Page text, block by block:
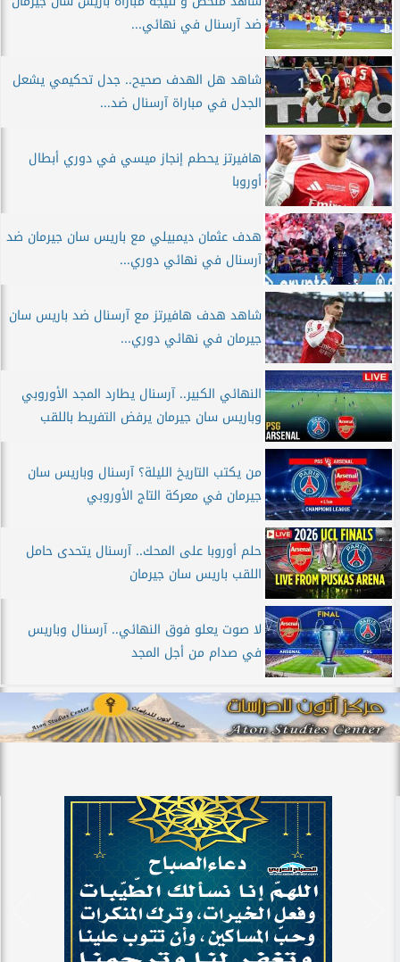
ضد آرسنال في نهائي...
شاهد هل الهدف صحيح.. جدل تحكيمي يشعل
الجدل في مباراة آرسنال ضد...
هافيرتز يحطم إنجاز ميسي في دوري أبطال
أوروبا
هدف عثمان ديمبيلي مع باريس سان جيرمان ضد
آرسنال في نهائي دوري...
شاهد هدف هافيرتز مع آرسنال ضد باريس سان
جيرمان في نهائي دوري...
النهائي الكبير.. آرسنال يطارد المجد الأوروبي
وباريس سان جيرمان يرفض التفريط باللقب
من يكتب التاريخ الليلة؟ آرسنال وباريس سان
جيرمان في معركة التاج الأوروبي
حلم أوروبا على المحك.. آرسنال يتحدى حامل
اللقب باريس سان جيرمان
لا صوت يعلو فوق النهائي.. آرسنال وباريس
في صدام من أجل المجد